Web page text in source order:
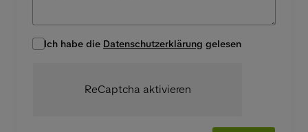
Ich habe die Datenschutzerklärung gelesen
ReCaptcha aktivieren